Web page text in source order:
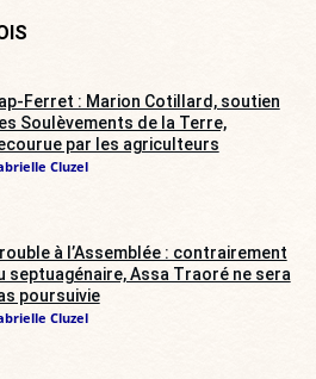
Ferret : Marion Cotillard, soutien
Soulèvements de la Terre,
par les agriculteurs
Cluzel
à l’Assemblée : contrairement
septuagénaire, Assa Traoré ne sera
poursuivie
Cluzel